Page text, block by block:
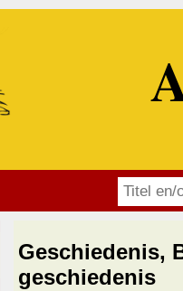
Geschiedenis,
geschiedenis